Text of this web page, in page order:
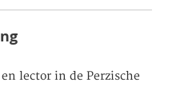
lector in de Perzische